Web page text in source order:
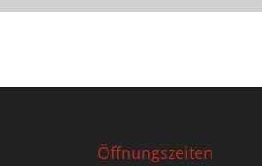
Öffnungszeiten